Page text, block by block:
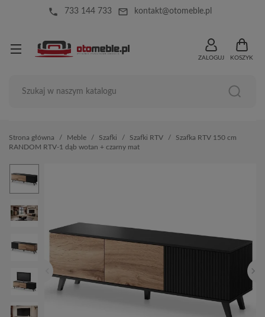
local_phone 733 144 733 mail_outline kontakt@otomeble.pl
ZALOGUJ KOSZYK
Strona główna Meble Szafki Szafki RTV
Szafka RTV 150 cm
RANDOM RTV-1 dąb wotan + czarny mat